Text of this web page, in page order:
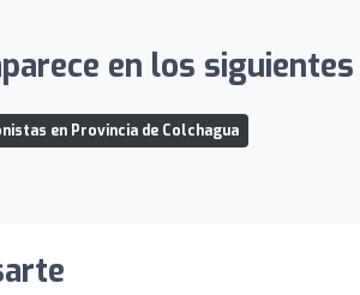
en los
en Provincia de Colchagua